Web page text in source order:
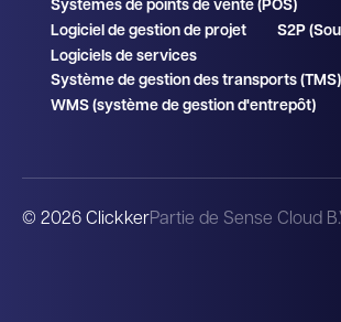
Systèmes de points de vente (POS)
Logiciel de gestion de projet
S2P
Logiciels de services
Système de gestion des transports (TMS)
WMS (système de gestion d'entrepôt)
© 2026 ClickkerPartie de Sense Cloud